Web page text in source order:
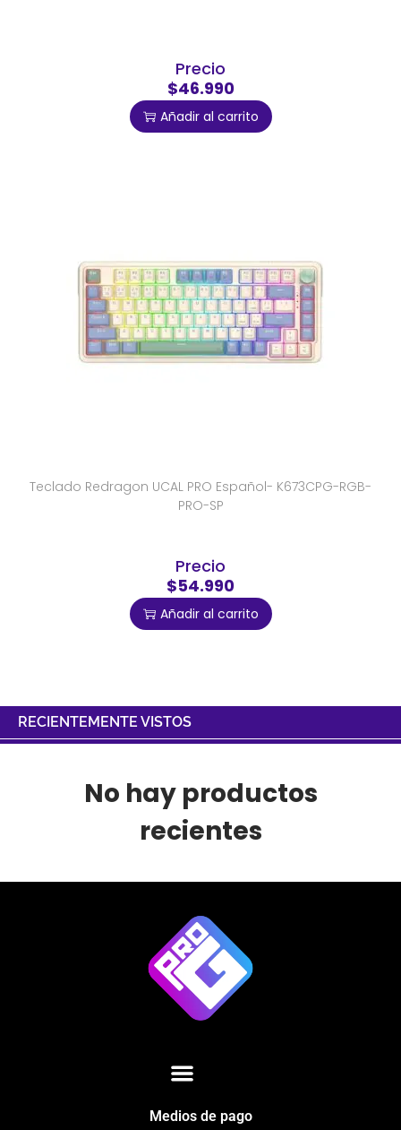
Precio
$46.990
Añadir al carrito
Teclado Redragon UCAL PRO Español- K673CPG-RGB-
PRO-SP
Precio
$54.990
Añadir al carrito
RECIENTEMENTE VISTOS
No hay productos
recientes
Medios de pago